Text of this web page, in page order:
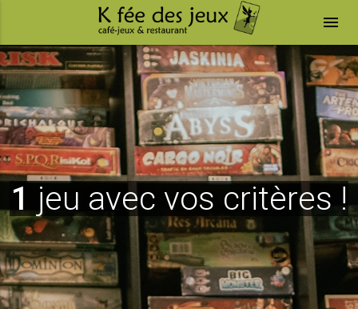
menu
1 jeu avec vos critères !